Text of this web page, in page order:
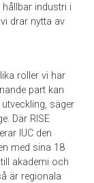
industri i
drar nytta av
roller vi har
part kan
säger
Där RISE
IUC den
med sina 18
akademi och
är regionala